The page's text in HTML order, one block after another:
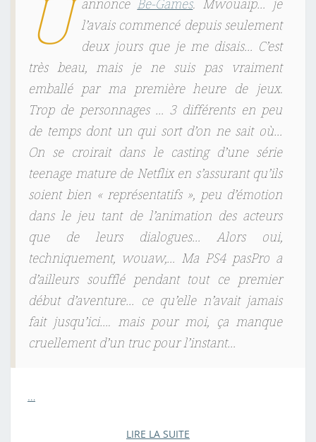
U annonceBe-Games. Mwouaip… je
l’avais commencé depuis seulement
deux jours que je me disais… C’est
très beau, mais je ne suis pas vraiment
emballé par ma première heure de jeux.
Trop de personnages … 3 différents en peu
de temps dont un qui sort d’on ne sait où…
On se croirait dans le casting d’une série
teenage mature de Netflix en s’assurant qu’ils
soient bien « représentatifs », peu d’émotion
dans le jeu tant de l’animation des acteurs
que de leurs dialogues… Alors oui,
techniquement, wouaw,… Ma PS4 pasPro a
d’ailleurs soufflé pendant tout ce premier
début d’aventure… ce qu’elle n’avait jamais
fait jusqu’ici…. mais pour moi, ça manque
cruellement d’un truc pour l’instant…
…
LIRE LA SUITE